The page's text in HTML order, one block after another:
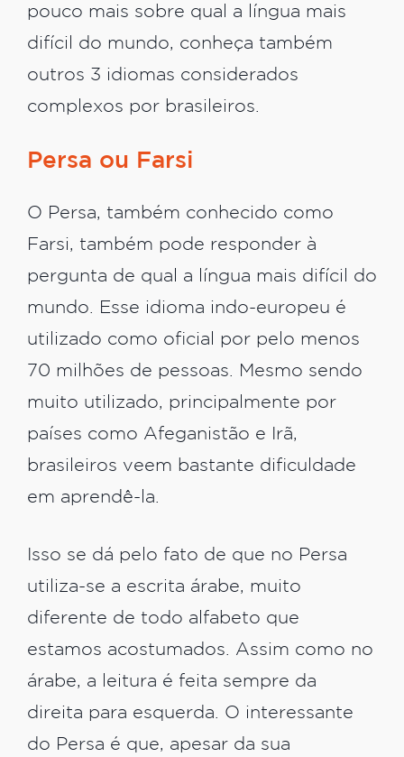
pouco mais sobre qual a língua mais
difícil do mundo, conheça também
outros 3 idiomas considerados
complexos por brasileiros.
Persa ou Farsi
O Persa, também conhecido como
Farsi, também pode responder à
pergunta de qual a língua mais difícil do
mundo. Esse idioma indo-europeu é
utilizado como oficial por pelo menos
70 milhões de pessoas. Mesmo sendo
muito utilizado, principalmente por
países como Afeganistão e Irã,
brasileiros veem bastante dificuldade
em aprendê-la.
Isso se dá pelo fato de que no Persa
utiliza-se a escrita árabe, muito
diferente de todo alfabeto que
estamos acostumados. Assim como no
árabe, a leitura é feita sempre da
direita para esquerda. O interessante
do Persa é que, apesar da sua